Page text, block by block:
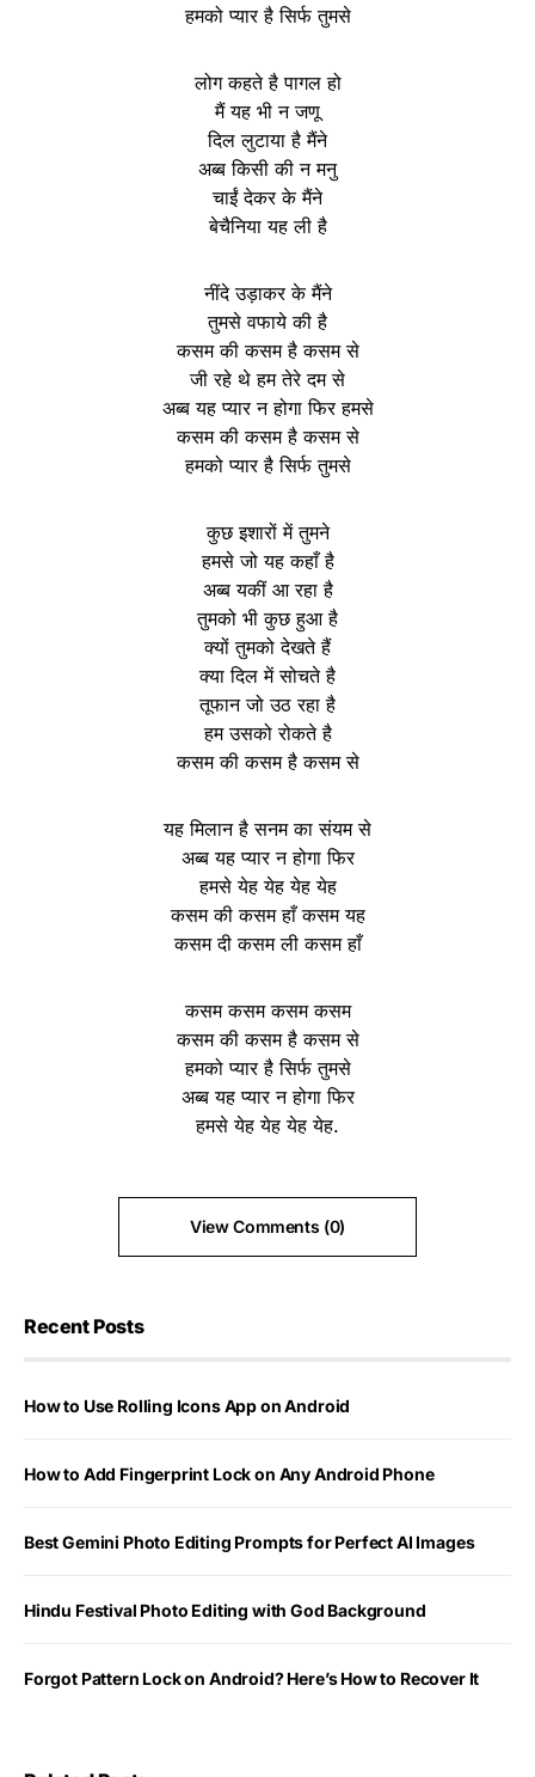
हमको प्यार है सिर्फ तुमसे
लोग कहते है पागल हो
मैं यह भी न जणू
दिल लुटाया है मैंने
अब्ब किसी की न मनु
चाईं देकर के मैंने
बेचैनिया यह ली है
नींदे उड़ाकर के मैंने
तुमसे वफाये की है
कसम की कसम है कसम से
जी रहे थे हम तेरे दम से
अब्ब यह प्यार न होगा फिर हमसे
कसम की कसम है कसम से
हमको प्यार है सिर्फ तुमसे
कुछ इशारों में तुमने
हमसे जो यह कहाँ है
अब्ब यकीं आ रहा है
तुमको भी कुछ हुआ है
क्यों तुमको देखते हैं
क्या दिल में सोचते है
तूफान जो उठ रहा है
हम उसको रोकते है
कसम की कसम है कसम से
यह मिलान है सनम का संयम से
अब्ब यह प्यार न होगा फिर
हमसे येह येह येह येह
कसम की कसम हाँ कसम यह
कसम दी कसम ली कसम हाँ
कसम कसम कसम कसम
कसम की कसम है कसम से
हमको प्यार है सिर्फ तुमसे
अब्ब यह प्यार न होगा फिर
हमसे येह येह येह येह.
View Comments (0)
Recent Posts
How to Use Rolling Icons App on Android
How to Add Fingerprint Lock on Any Android Phone
Best Gemini Photo Editing Prompts for Perfect AI Images
Hindu Festival Photo Editing with God Background
Forgot Pattern Lock on Android? Here’s How to Recover It